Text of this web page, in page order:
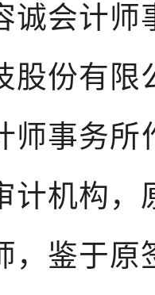
诚会计
股份有
师事务所
计机构
，鉴于